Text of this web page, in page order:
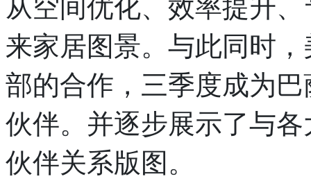
来家居图景。与此同时
部的合作，三季度成为
伙伴。并逐步展示了与
伙伴关系版图。